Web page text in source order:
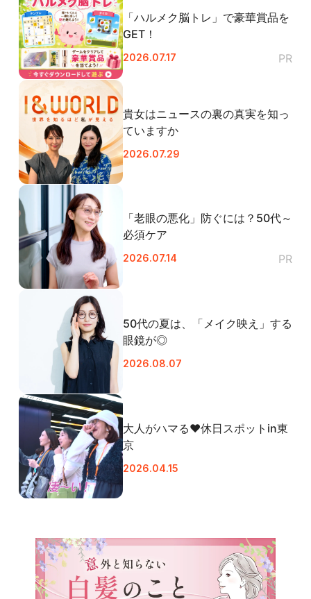
「ハルメク脳トレ」で豪華賞品を
GET！
2026.07.17 PR
貴女はニュースの裏の真実を知っ
ていますか
2026.07.29
「老眼の悪化」防ぐには？50代～
必須ケア
2026.07.14 PR
50代の夏は、「メイク映え」する
眼鏡が◎
2026.08.07
大人がハマる♥休日スポットin東
京
2026.04.15